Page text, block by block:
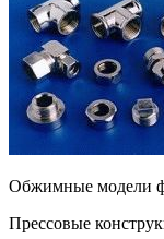
Обжимные модели
Прессовые